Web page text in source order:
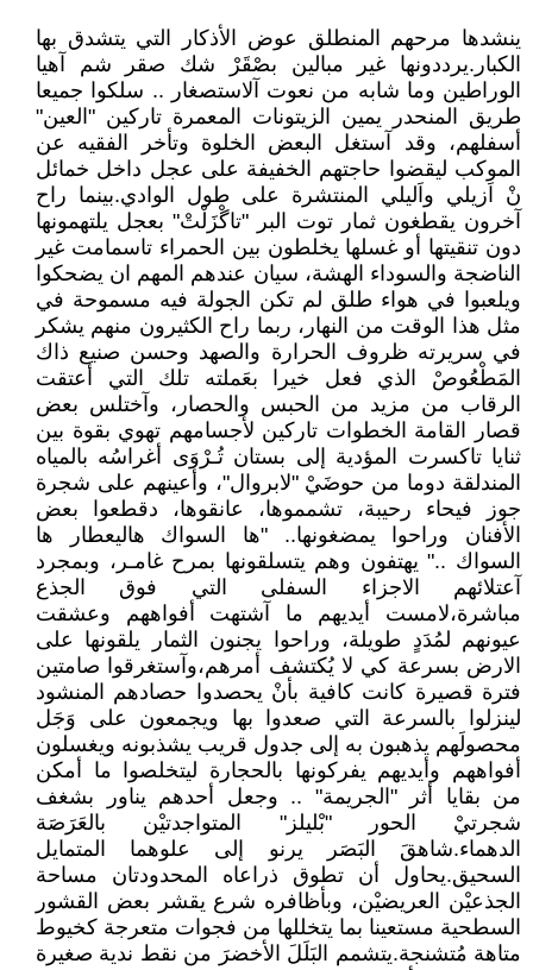
ينشدها مرحهم المنطلق عوض الأذكار التي يتشدق بها
الكبار.يرددونها غير مبالين بصْقَرْ شك صقر شم آهيا
الوراطين وما شابه من نعوت آلاستصغار .. سلكوا جميعا
طريق المنحدر يمين الزيتونات المعمرة تاركين "العين"
أسفلهم، وقد آستغل البعض الخلوة وتأخر الفقيه عن
الموكب ليقضوا حاجتهم الخفيفة على عجل داخل خمائل
نْ اَزيلي واَليلي المنتشرة على طول الوادي.بينما راح
آخرون يقطغون ثمار توت البر "تاگْزَلْتْ" بعجل يلتهمونها
دون تنقيتها أو غسلها يخلطون بين الحمراء تاسمامت غير
الناضجة والسوداء الهشة، سيان عندهم المهم ان يضحكوا
ويلعبوا في هواء طلق لم تكن الجولة فيه مسموحة في
مثل هذا الوقت من النهار، ربما راح الكثيرون منهم يشكر
في سريرته ظروف الحرارة والصهد وحسن صنيع ذاك
المَطْعُوصْ الذي فعل خيرا بعَملته تلك التي أعتقت
الرقاب من مزيد من الحبس والحصار، وآختلس بعض
قصار القامة الخطوات تاركين لأجسامهم تهوي بقوة بين
ثنايا تاكسرت المؤدية إلى بستان تُـرْوَى أغراسُه بالمياه
المندلقة دوما من حوضَيْ "لابروال"، وأعينهم على شجرة
جوز فيحاء رحيبة، تشمموها، عانقوها، دقطعوا بعض
الأفنان وراحوا يمضغونها.. "ها السواك هاليعطار ها
السواك .." يهتفون وهم يتسلقونها بمرح غامـر، وبمجرد
آعتلائهم الاجزاء السفلى التي فوق الجذع
مباشرة،لامست أيديهم ما آشتهت أفواههم وعشقت
عيونهم لمُدَدٍ طويلة، وراحوا يجنون الثمار يلقونها على
الارض بسرعة كي لا يُكتشف أمرهم،وآستغرقوا صامتين
فترة قصيرة كانت كافية بأنْ يحصدوا حصادهم المنشود
لينزلوا بالسرعة التي صعدوا بها ويجمعون على وَجَل
محصولَهم يذهبون به إلى جدول قريب يشذبونه ويغسلون
أفواههم وأيديهم يفركونها بالحجارة ليتخلصوا ما أمكن
من بقايا أثر "الجريمة" .. وجعل أحدهم يناور بشغف
شجرتيْ الحور "بْليلز" المتواجدتيْن بالعَرَصَة
الدهماء.شاهقَ البَصَر يرنو إلى علوهما المتمايل
السحيق.يحاول أن تطوق ذراعاه المحدودتان مساحة
الجذعيْن العريضيْن، وبأظافره شرع يقشر بعض القشور
السطحية مستعينا بما يتخللها من فجوات متعرجة كخيوط
متاهة مُتشنجة.يتشمم البَلَلَ الأخضرَ من نقط ندية صغيرة